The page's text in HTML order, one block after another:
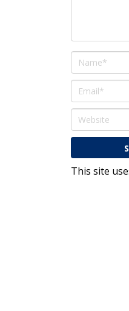
This site